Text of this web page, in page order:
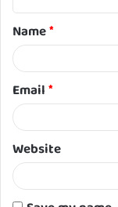
t
*
Name*
Email*
Website